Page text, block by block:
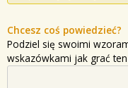
Chcesz coś powiedzieć?
Podziel się swoimi
wskazówkami jak grać